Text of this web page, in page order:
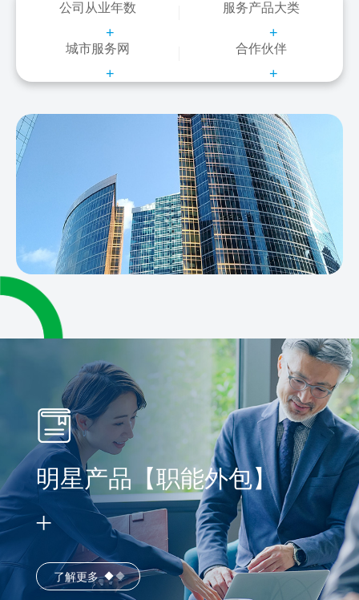
公司从业年数
+
服务产品大类
+
城市服务网
+
合作伙伴
+
明星产品【职能外包】
了解更多